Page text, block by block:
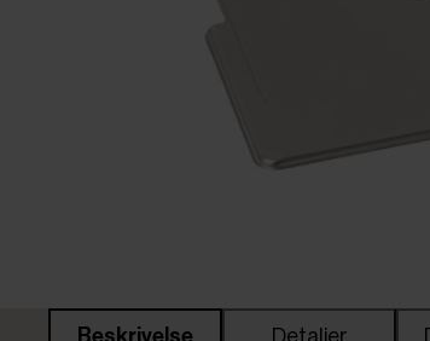
Beskrivelse Detaljer